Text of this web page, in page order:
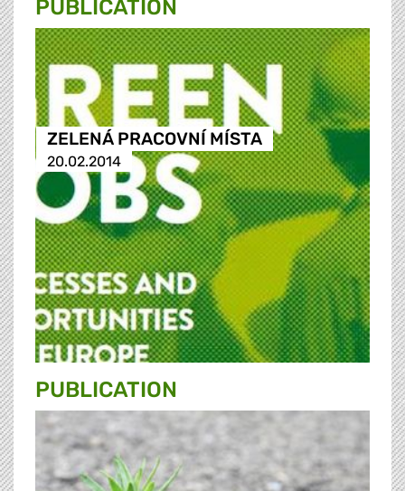
PUBLICATION
ZELENÁ PRACOVNÍ MÍSTA
20.02.2014
PUBLICATION